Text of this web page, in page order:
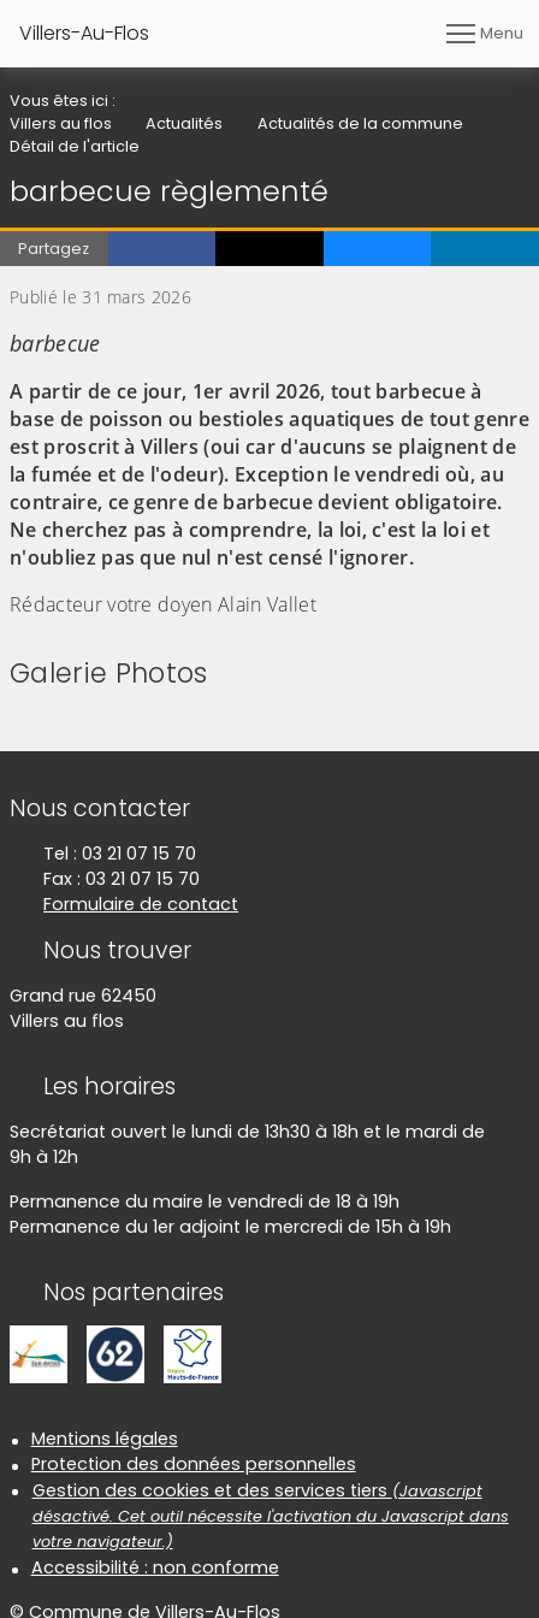
Villers-Au-Flos Menu
Vous êtes ici :
Villers au flos
Actualités
Actualités de la commune
Détail de l'article
barbecue règlementé
Partagez
Publié le 31 mars 2026
barbecue
A partir de ce jour, 1er avril 2026, tout barbecue à
base de poisson ou bestioles aquatiques de tout genre
est proscrit à Villers (oui car d'aucuns se plaignent de
la fumée et de l'odeur). Exception le vendredi où, au
contraire, ce genre de barbecue devient obligatoire.
Ne cherchez pas à comprendre, la loi, c'est la loi et
n'oubliez pas que nul n'est censé l'ignorer.
Rédacteur votre doyen Alain Vallet
Galerie Photos
Informations de contact
Nous contacter
Tel : 03 21 07 15 70
Fax : 03 21 07 15 70
Formulaire de contact
Nous trouver
Grand rue 62450
Villers au flos
Les horaires
Secrétariat ouvert le lundi de 13h30 à 18h et le mardi de
9h à 12h
Permanence du maire le vendredi de 18 à 19h
Permanence du 1er adjoint le mercredi de 15h à 19h
Nos partenaires
Informations réglementaires
Mentions légales
Protection des données personnelles
Gestion des cookies et des services tiers (Javascript
désactivé. Cet outil nécessite l'activation du Javascript dans
votre navigateur.)
Accessibilité : non conforme
© Commune de Villers-Au-Flos